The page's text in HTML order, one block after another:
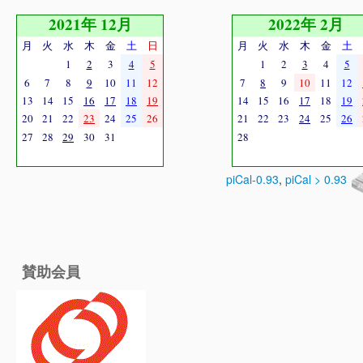
2021年 12月
月 火 水 木 金 土
日
1
2 3 4
5
6
7 8 9 10 11
12
13
14 15 16 17 18
19
20
21 22 23 24 25
26
27
28 29 30 31
2022年 2月
月 火 水 木 金 土
1
2 3 4
5
7
8 9 10 11 12
14
15 16 17 18 19
21
22 23 24 25 26
28
piCal-0.93, piCal > 0.93
賛助会員